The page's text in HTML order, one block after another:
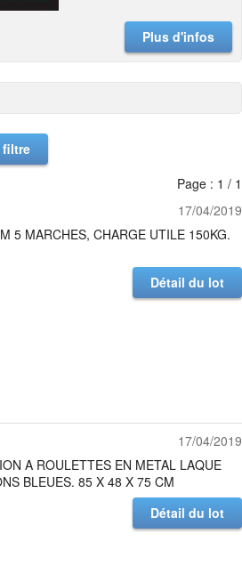
Plus d'infos
filtre
Page : 1 / 1
17/04/2019
5 MARCHES, CHARGE UTILE 150KG.
Détail du lot
17/04/2019
A ROULETTES EN METAL LAQUE
BLEUES. 85 X 48 X 75 CM
Détail du lot